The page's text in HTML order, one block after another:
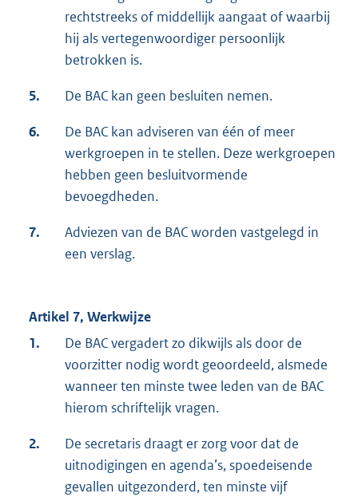
rechtstreeks of middellijk aangaat of waarbij
hij als vertegenwoordiger persoonlijk
betrokken is.
5. De BAC kan geen besluiten nemen.
6.
De BAC kan adviseren van één of meer
werkgroepen in te stellen. Deze werkgroepen
hebben geen besluitvormende
bevoegdheden.
7.
Adviezen van de BAC worden vastgelegd in
een verslag.
Artikel 7, Werkwijze
1.
De BAC vergadert zo dikwijls als door de
voorzitter nodig wordt geoordeeld, alsmede
wanneer ten minste twee leden van de BAC
hierom schriftelijk vragen.
2.
De secretaris draagt er zorg voor dat de
uitnodigingen en agenda’s, spoedeisende
gevallen uitgezonderd, ten minste vijf